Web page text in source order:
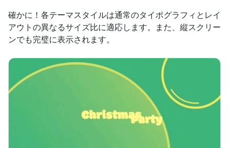
確かに！各テーマスタイルは通常のタイポグラフィとレイ
アウトの異なるサイズ比に適応します。また、縦スクリー
ンでも完璧に表示されます。